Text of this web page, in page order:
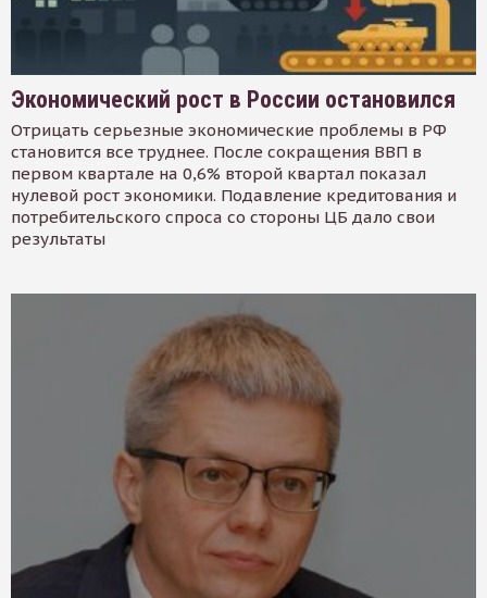
Экономический рост в России остановился
Отрицать серьезные экономические проблемы в РФ
становится все труднее. После сокращения ВВП в
первом квартале на 0,6% второй квартал показал
нулевой рост экономики. Подавление кредитования и
потребительского спроса со стороны ЦБ дало свои
результаты